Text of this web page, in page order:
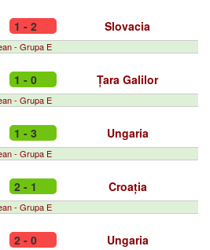
1 - 2 Slovacia
- Grupa E
1 - 0 Țara Galilor
- Grupa E
1 - 3 Ungaria
- Grupa E
2 - 1 Croația
- Grupa E
2 - 0 Ungaria